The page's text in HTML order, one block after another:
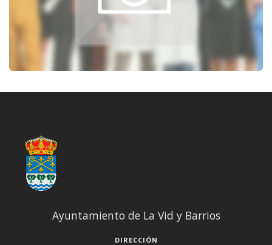
Ayuntamiento de La Vid y Barrios
DIRECCIÓN